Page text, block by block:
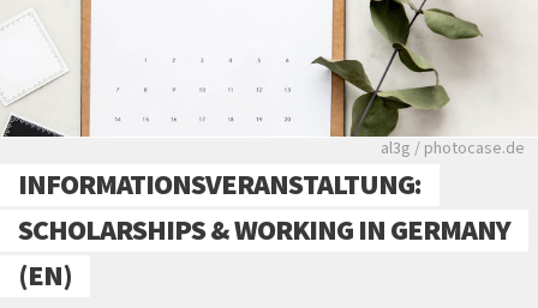
Rote leere
al3g / photocase.de
INFORMATIONSVERANSTALTUNG:
SCHOLARSHIPS & WORKING IN GERMANY
(EN)